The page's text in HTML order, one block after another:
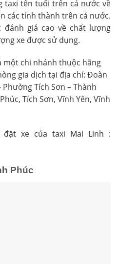
taxi tên tuổi trên cả nước về
các tỉnh thành trên cả nước.
đánh giá cao về chất lượng
xe được sử dụng.
một chi nhánh thuộc hãng
gia dịch tại địa chỉ: Đoàn
Tích Sơn – Thành
Tích Sơn, Vĩnh Yên, Vĩnh
xe của taxi Mai Linh :
Phúc